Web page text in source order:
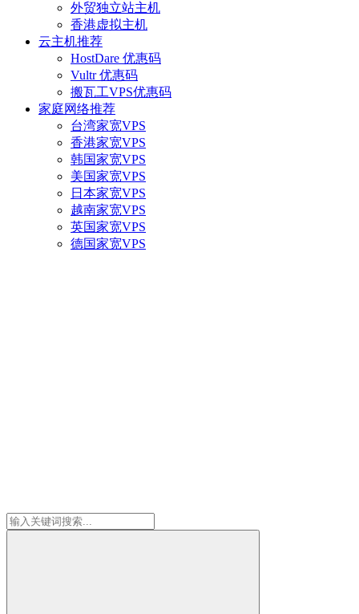
外贸独立站主机
香港虚拟主机
云主机推荐
HostDare 优惠码
Vultr 优惠码
搬瓦工VPS优惠码
家庭网络推荐
台湾家宽VPS
香港家宽VPS
韩国家宽VPS
美国家宽VPS
日本家宽VPS
越南家宽VPS
英国家宽VPS
德国家宽VPS